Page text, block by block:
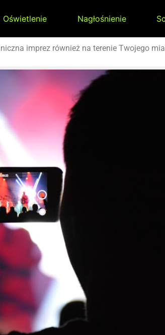
Oświetlenie Nagłośnienie
imprez również na terenie Twojego